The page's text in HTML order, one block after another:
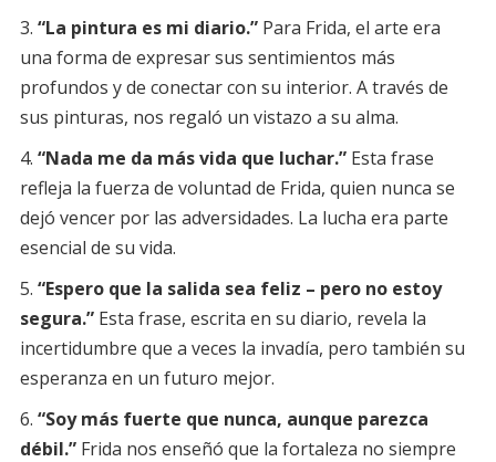
“La pintura es mi diario.”Para Frida, el arte era
una forma de expresar sus sentimientos más
profundos y de conectar con su interior. A través de
sus pinturas, nos regaló un vistazo a su alma.
“Nada me da más vida que luchar.”Esta frase
refleja la fuerza de voluntad de Frida, quien nunca se
dejó vencer por las adversidades. La lucha era parte
esencial de su vida.
“Espero que la salida sea feliz – pero no estoy
segura.”Esta frase, escrita en su diario, revela la
incertidumbre que a veces la invadía, pero también su
esperanza en un futuro mejor.
“Soy más fuerte que nunca, aunque parezca
débil.”Frida nos enseñó que la fortaleza no siempre